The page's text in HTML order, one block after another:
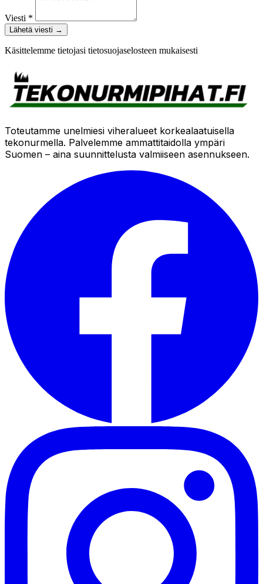
Viesti *
Lähetä viesti →
Käsittelemme tietojasi tietosuojaselosteen mukaisesti
Toteutamme unelmiesi viheralueet korkealaatuisella
tekonurmella. Palvelemme ammattitaidolla ympäri
Suomen – aina suunnittelusta valmiiseen asennukseen.